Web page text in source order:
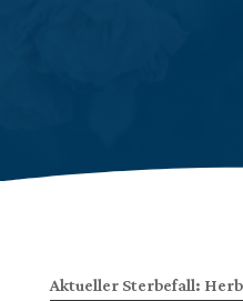
Aktueller Sterbefall: